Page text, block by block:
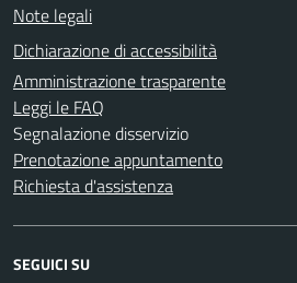
Note legali
Dichiarazione di accessibilità
Amministrazione trasparente
Leggi le FAQ
Segnalazione disservizio
Prenotazione appuntamento
Richiesta d'assistenza
SEGUICI SU